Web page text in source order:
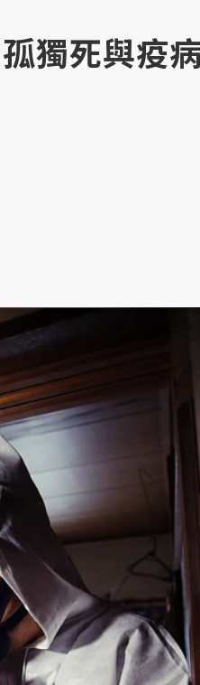
獨死與疫